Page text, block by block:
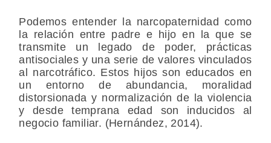
Podemos entender la narcopaternidad como
la relación entre padre e hijo en la que se
transmite un legado de poder, prácticas
antisociales y una serie de valores vinculados
al narcotráfico. Estos hijos son educados en
un entorno de abundancia, moralidad
distorsionada y normalización de la violencia
y desde temprana edad son inducidos al
negocio familiar. (Hernández, 2014).